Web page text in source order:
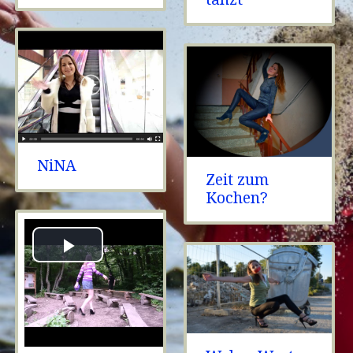
NiNA
Zeit zum
Kochen?